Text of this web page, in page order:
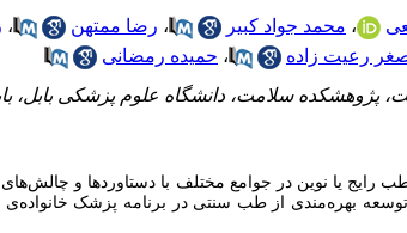
، محمد جواد کبیر ، رضا ممتهن ،
رعیت زاده ، حمیده رمضانی
پژوهشکده سلامت، دانشگاه علوم پزشکی بابل،
رایج یا نوین در جوامع مختلف با دستاوردها و
بهره­‌مندی از طب سنتی در برنامه پزشک خانواده­‌ی